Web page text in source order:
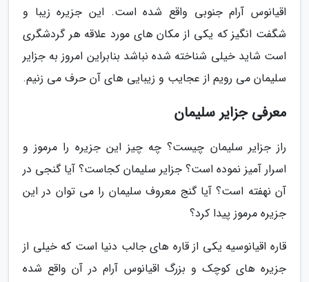
اقیانوس آرام جنوبی واقع شده است. این جزیره زیبا و
شگفت انگیز که یکی از مکان های مورد علاقه هر گردشگری
است شاید خیلی شناخته شده نباشد بنابراین امروز به جزایر
سلیمان می رویم از عجایب و زیبایی های آن حرف می زنیم.
معرفی جزایر سلیمان
راز جزایر سلیمان چیست؟ چه چیز این جزیره را مرموز و
اسرار آمیز نموده است؟ جزایر سلیمان کجاست؟ آیا گنجی در
آن نهفته است؟ آیا گنج معروف سلیمان را می توان در این
جزیره مرموز پیدا کرد؟
قاره اقیانوسیه یکی از قاره های جالب دنیا است که خیلی از
جزیره های کوچک و بزرگ اقیانوس آرام در آن واقع شده